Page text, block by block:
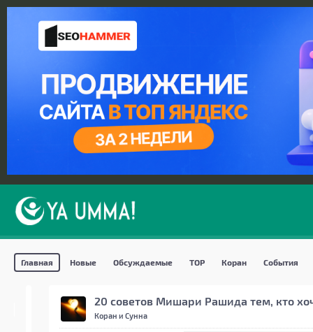
Главная Новые Обсуждаемые TOP Коран События
20 советов Мишари Рашида тем, кто
Коран и Сунна